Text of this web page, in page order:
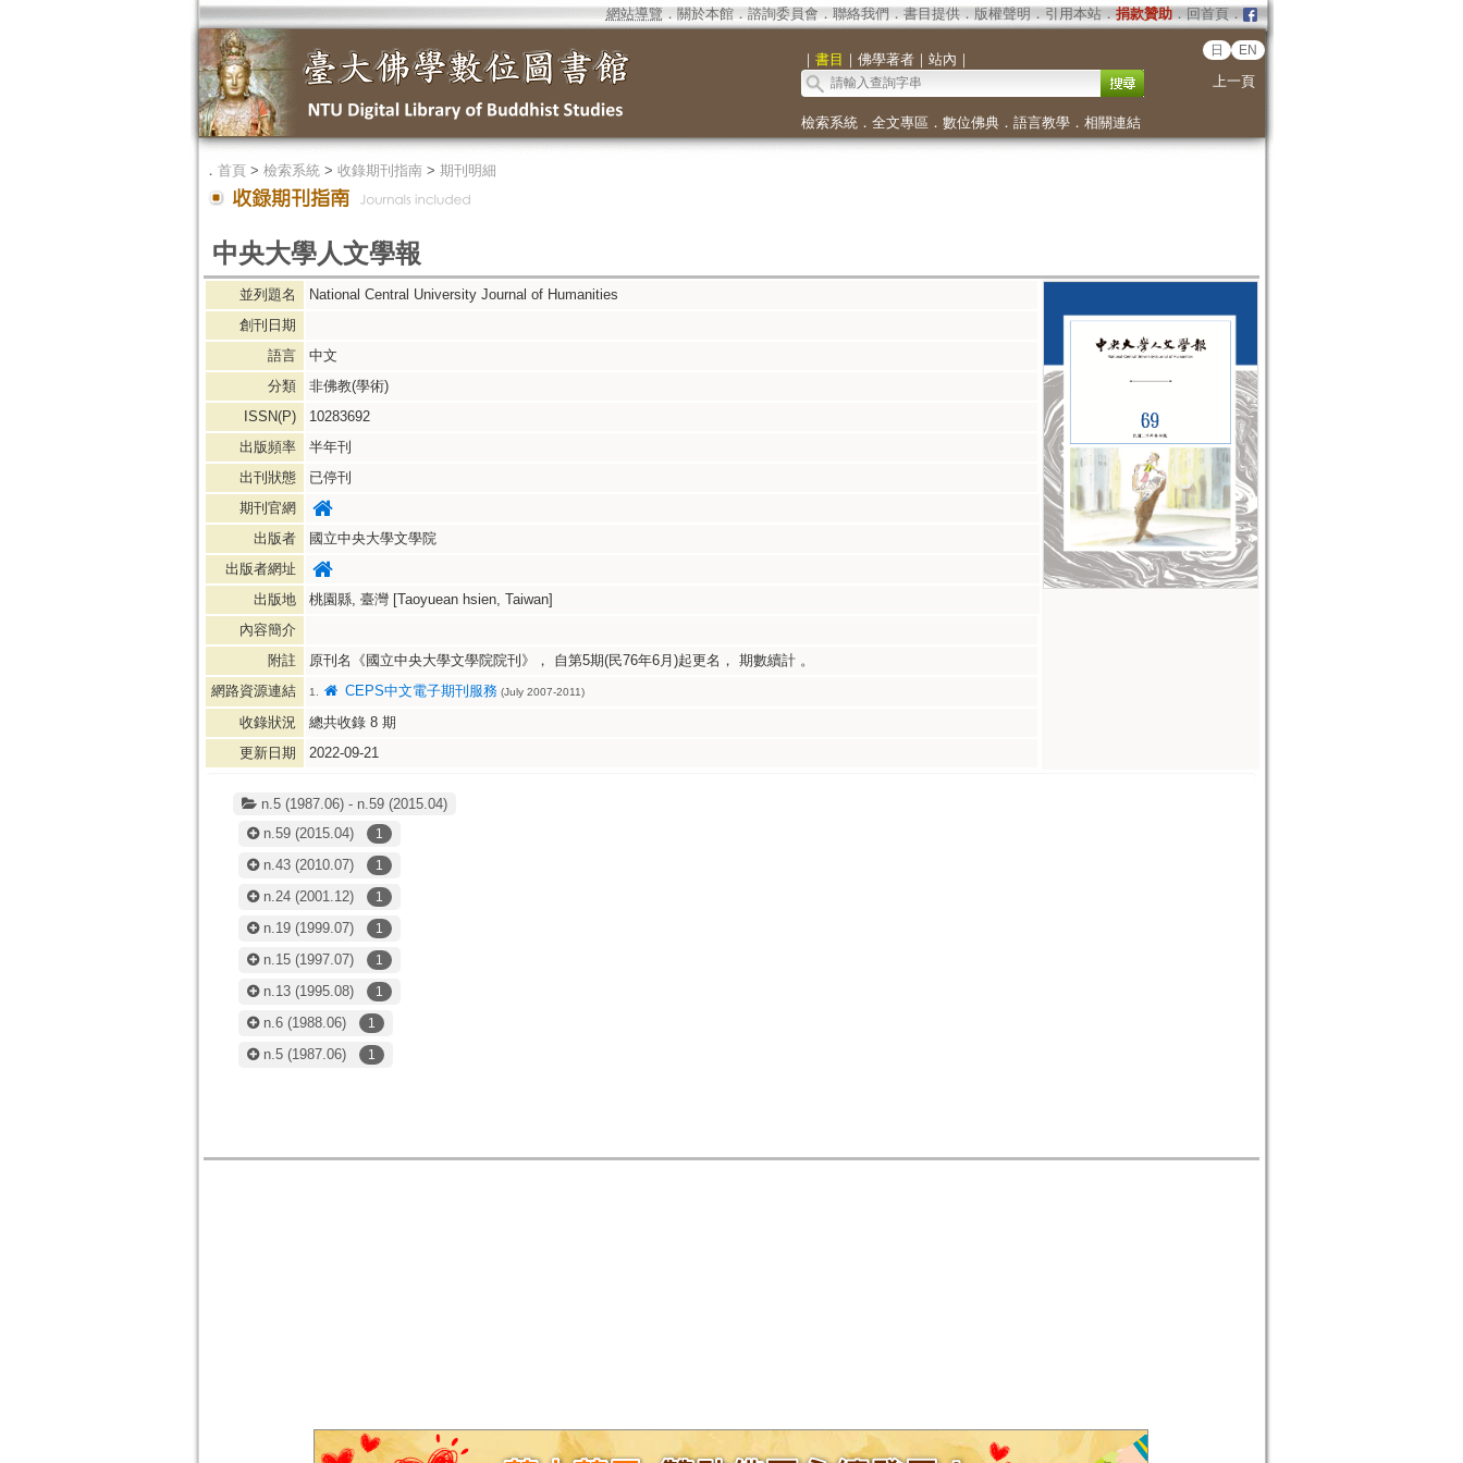
網站導覽 ． 關於本館． 諮詢委員會 ． 聯絡我們 ． 書目提供． 版權聲明． 引用本站．捐款贊助．回首頁．
｜ 書目 ｜ 佛學著者｜ 站內 ｜
日 EN
上一頁
檢索系統． 全文專區 ． 數位佛典． 語言教學． 相關連結
． 首頁> 檢索系統> 收錄期刊指南> 期刊明細
中央大學人文學報
並列題名
National Central University Journal of Humanities
創刊日期
語言
中文
分類
非佛教(學術)
ISSN(P)
10283692
出版頻率
半年刊
出刊狀態
已停刊
期刊官網
出版者
國立中央大學文學院
出版者網址
出版地
桃園縣, 臺灣 [Taoyuean hsien, Taiwan]
內容簡介
附註
原刊名《國立中央大學文學院院刊》， 自第5期(民76年6月)起更名， 期數續計 。
網路資源連結
1. CEPS中文電子期刊服務(July 2007-2011)
收錄狀況 總共收錄 8期
更新日期
2022-09-21
n.5 (1987.06) - n.59 (2015.04)
n.59(2015.04) 1
n.43(2010.07) 1
n.24(2001.12) 1
n.19(1999.07) 1
n.15(1997.07) 1
n.13(1995.08) 1
n.6(1988.06) 1
n.5(1987.06) 1